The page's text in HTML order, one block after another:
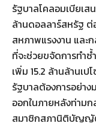
รัฐบาลโคลอมเบียเ
ล้านดอลลาร์สหรัฐ ต่
สหภาพแรงงาน และ
ที่จะช่วยขจัดการทำ
เพิ่ม 15.2 ล้านล้านเ
รัฐบาลต้องการอย่า
ออกในภายหลังท่ามก
สมาชิกสภานิติบัญ